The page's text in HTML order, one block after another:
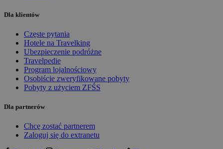
Dla klientów
Częste pytania
Hotele na Travelking
Ubezpieczenie podróżne
Travelpedie
Program lojalnościowy
Osobiście zweryfikowane pobyty
Pobyty z użyciem ZFŚS
Dla partnerów
Chcę zostać partnerem
Zaloguj się do extranetu